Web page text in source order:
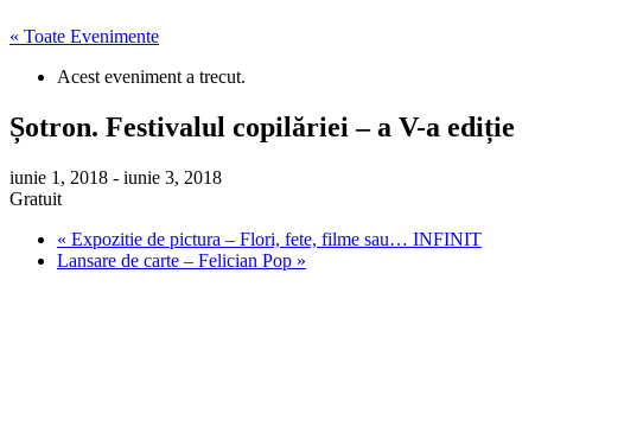
« Toate Evenimente
Acest eveniment a trecut.
Șotron. Festivalul copilăriei – a V-a ediție
iunie 1, 2018 - iunie 3, 2018
Gratuit
« Expozitie de pictura – Flori, fete, filme sau… INFINIT
Lansare de carte – Felician Pop »